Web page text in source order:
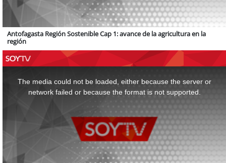
Antofagasta Región Sostenible Cap 1: avance de la agricultura en la
región
The media could not be loaded, either because the server or
network failed or because the format is not supported.